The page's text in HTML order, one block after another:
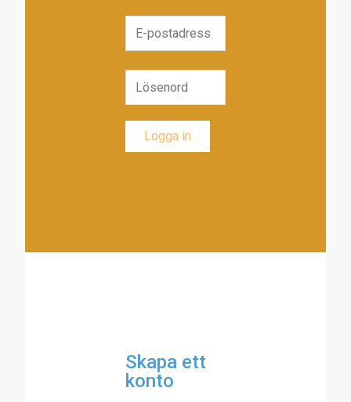
Skapa ett
konto